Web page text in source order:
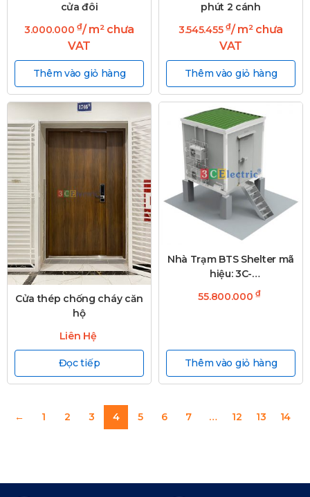
cửa đôi
3.000.000 ₫/ m² chưa
VAT
Thêm vào giỏ hàng
phút 2 cánh
3.545.455 ₫/ m² chưa
VAT
Thêm vào giỏ hàng
Cửa thép chống cháy căn
hộ
Liên Hệ
Đọc tiếp
Nhà Trạm BTS Shelter mã
hiệu: 3C-
SH2700WD2500T60
55.800.000₫
Thêm vào giỏ hàng
← 1 2 3 4 5 6 7 … 12 13 14